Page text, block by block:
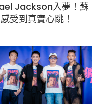
Jackson入夢！蘇
受到真實心跳！